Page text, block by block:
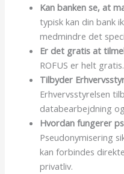
Kan banken se, at
typisk kan din bank
medmindre det
Er det gratis at
ROFUS er helt gratis.
Tilbyder
Erhvervsstyrelsen
databearbejdning og
Hvordan fungerer
Pseudonymisering
kan forbindes
privatliv.